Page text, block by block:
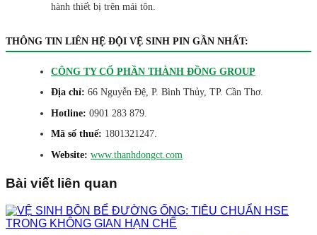
hành thiết bị trên mái tôn.
THÔNG TIN LIÊN HỆ ĐỘI VỆ SINH PIN GẦN NHẤT:
CÔNG TY CỔ PHẦN THÀNH ĐỒNG GROUP
Địa chỉ: 66 Nguyễn Đệ, P. Bình Thủy, TP. Cần Thơ.
Hotline: 0901 283 879.
Mã số thuế: 1801321247.
Website: www.thanhdongct.com
Bài viết liên quan